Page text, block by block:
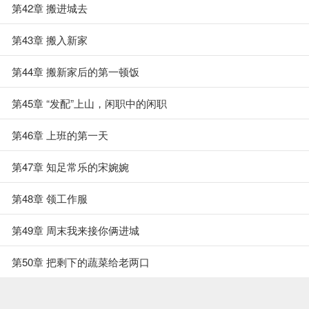
第42章 搬进城去
第43章 搬入新家
第44章 搬新家后的第一顿饭
第45章 “发配”上山，闲职中的闲职
第46章 上班的第一天
第47章 知足常乐的宋婉婉
第48章 领工作服
第49章 周末我来接你俩进城
第50章 把剩下的蔬菜给老两口